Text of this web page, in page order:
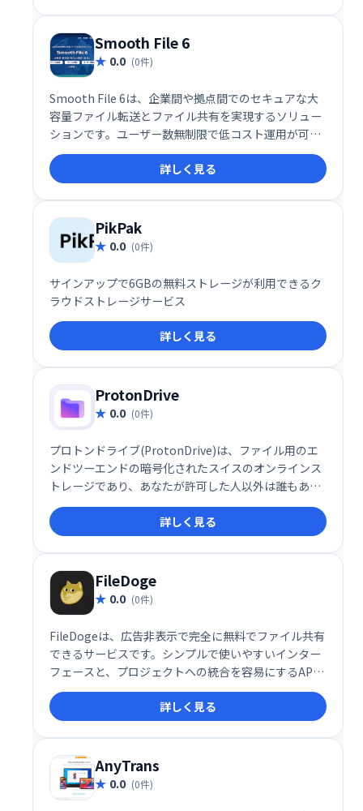
Smooth File 6
0.0 (0件)
Smooth File 6は、企業間や拠点間でのセキュアな大
容量ファイル転送とファイル共有を実現するソリュー
ションです。ユーザー数無制限で低コスト運用が可
能。スムーズなデータ連携と安全なファイル管理で、
業務効率を大幅に向上させます。
詳しく見る
PikPak
0.0 (0件)
サインアップで6GBの無料ストレージが利用できるク
ラウドストレージサービス
詳しく見る
ProtonDrive
0.0 (0件)
プロトンドライブ(ProtonDrive)は、ファイル用のエ
ンドツーエンドの暗号化されたスイスのオンラインス
トレージであり、あなたが許可した人以外は誰もあな
たのデータにアクセスできないようにします。
詳しく見る
FileDoge
0.0 (0件)
FileDogeは、広告非表示で完全に無料でファイル共有
できるサービスです。シンプルで使いやすいインター
フェースと、プロジェクトへの統合を容易にするAPI
を提供しています。手軽にファイルを共有したい個人
や、API連携によるシステム構築を検討する開発者に
も最適です。
詳しく見る
AnyTrans
0.0 (0件)